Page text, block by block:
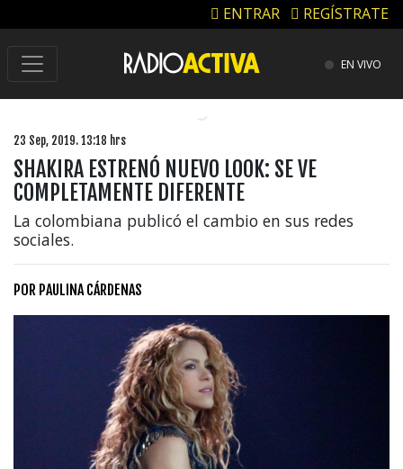
ENTRAR REGÍSTRATE
EN VIVO
23 Sep, 2019. 13:18 hrs
SHAKIRA ESTRENÓ NUEVO LOOK: SE VE
COMPLETAMENTE DIFERENTE
La colombiana publicó el cambio en sus redes
sociales.
POR PAULINA CÁRDENAS